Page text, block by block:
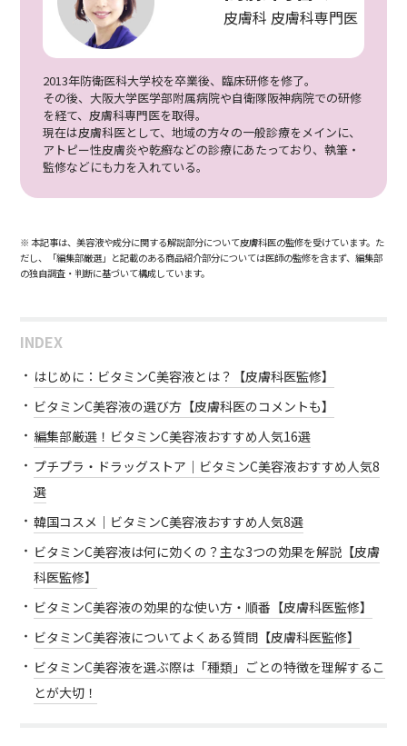
皮膚科 皮膚科専門医
2013年防衛医科大学校を卒業後、臨床研修を修了。
その後、大阪大学医学部附属病院や自衛隊阪神病院での研修
を経て、皮膚科専門医を取得。
現在は皮膚科医として、地域の方々の一般診療をメインに、
アトピー性皮膚炎や乾癬などの診療にあたっており、執筆・
監修などにも力を入れている。
※ 本記事は、美容液や成分に関する解説部分について皮膚科医の監修を受けています。た
だし、「編集部厳選」と記載のある商品紹介部分については医師の監修を含まず、編集部
の独自調査・判断に基づいて構成しています。
INDEX
はじめに：ビタミンC美容液とは？【皮膚科医監修】
ビタミンC美容液の選び方【皮膚科医のコメントも】
編集部厳選！ビタミンC美容液おすすめ人気16選
プチプラ・ドラッグストア｜ビタミンC美容液おすすめ人気8
選
韓国コスメ｜ビタミンC美容液おすすめ人気8選
ビタミンC美容液は何に効くの？主な3つの効果を解説【皮膚
科医監修】
ビタミンC美容液の効果的な使い方・順番【皮膚科医監修】
ビタミンC美容液についてよくある質問【皮膚科医監修】
ビタミンC美容液を選ぶ際は「種類」ごとの特徴を理解するこ
とが大切！